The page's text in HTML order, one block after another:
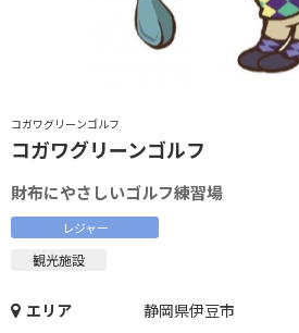
コガワグリーンゴルフ
コガワグリーンゴルフ
財布にやさしいゴルフ練習場
レジャー
観光施設
エリア
静岡県伊豆市